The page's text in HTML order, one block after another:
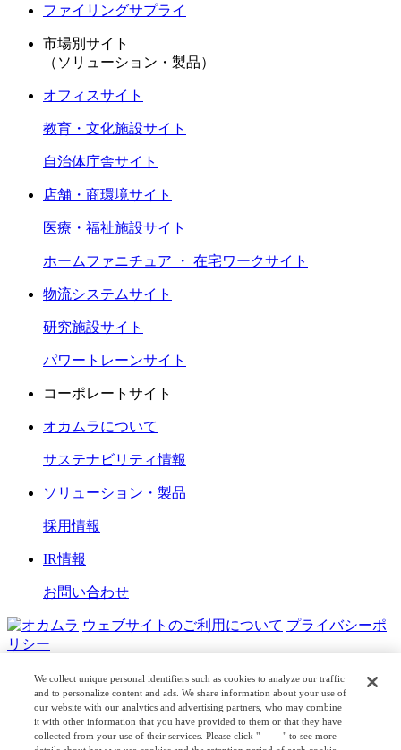
ファイリングサプライ
市場別サイト
（ソリューション・製品）
オフィスサイト
教育・文化施設サイト
自治体庁舎サイト
店舗・商環境サイト
医療・福祉施設サイト
ホームファニチュア ・ 在宅ワークサイト
物流システムサイト
研究施設サイト
パワートレーンサイト
コーポレートサイト
オカムラについて
サステナビリティ情報
ソリューション・製品
採用情報
IR情報
お問い合わせ
ウェブサイトのご利用について プライバシーポ
リシー
COPYRIGHT © OKAMURA CORPORATION. ALL RIGHTS
RESERVED.
日本公式 企業広報
We collect unique personal identifiers such as cookies to analyze our traffic
and to personalize content and ads. We share information about your use of
our website with our analytics and advertising partners, who may combine
it with other information that you have provided to them or that they have
collected from your use of their services. Please click "
here" to see more